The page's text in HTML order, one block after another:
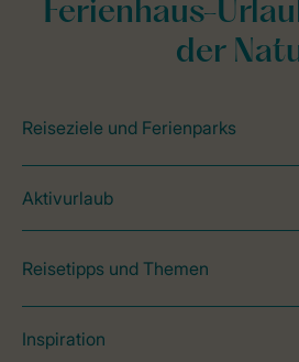
Ferienhaus-
der
Reiseziele und Ferienparks
Aktivurlaub
Reisetipps und Themen
Inspiration